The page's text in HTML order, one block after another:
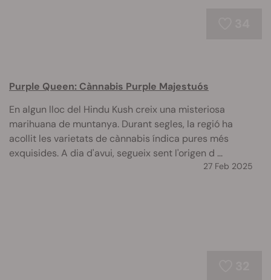
Purple Queen: Cànnabis Purple Majestuós
En algun lloc del Hindu Kush creix una misteriosa
marihuana de muntanya. Durant segles, la regió ha
acollit les varietats de cànnabis índica pures més
exquisides. A dia d'avui, segueix sent l'origen d ...
27 Feb 2025